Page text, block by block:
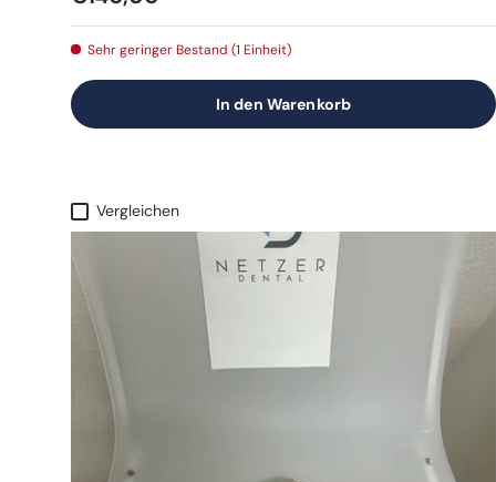
Sehr geringer Bestand (1 Einheit)
In den Warenkorb
Vergleichen